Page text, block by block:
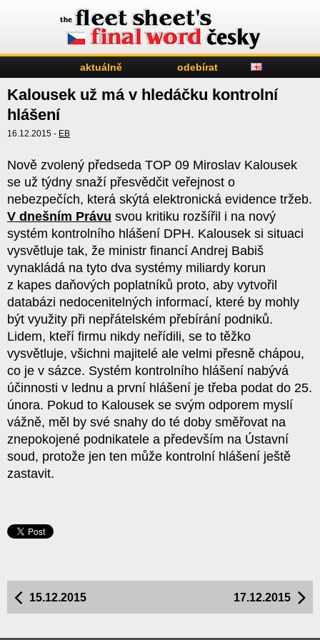
aktuálně odebírat
Kalousek už má v hledáčku kontrolní
hlášení
16.12.2015 - EB
Nově zvolený předseda TOP 09 Miroslav Kalousek
se už týdny snaží přesvědčit veřejnost o
nebezpečích, která skýtá elektronická evidence tržeb.
V dnešním Právu svou kritiku rozšířil i na nový
systém kontrolního hlášení DPH. Kalousek si situaci
vysvětluje tak, že ministr financí Andrej Babiš
vynakládá na tyto dva systémy miliardy korun
z kapes daňových poplatníků proto, aby vytvořil
databázi nedocenitelných informací, které by mohly
být využity při nepřátelském přebírání podniků.
Lidem, kteří firmu nikdy neřídili, se to těžko
vysvětluje, všichni majitelé ale velmi přesně chápou,
co je v sázce. Systém kontrolního hlášení nabývá
účinnosti v lednu a první hlášení je třeba podat do 25.
února. Pokud to Kalousek se svým odporem myslí
vážně, měl by své snahy do té doby směřovat na
znepokojené podnikatele a především na Ústavní
soud, protože jen ten může kontrolní hlášení ještě
zastavit.
17.12.2015
15.12.2015